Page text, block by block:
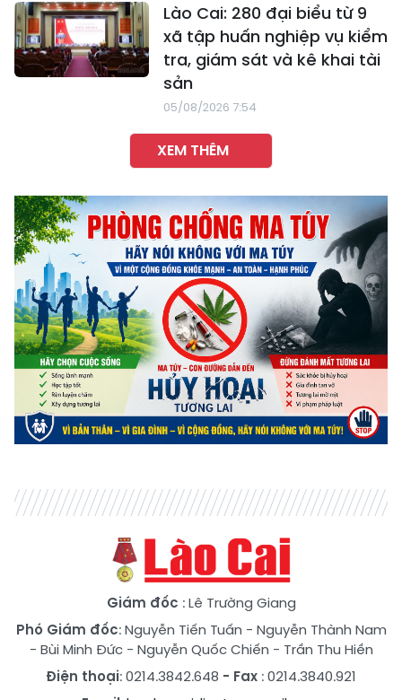
Lào Cai: 280 đại biểu từ 9
xã tập huấn nghiệp vụ kiểm
tra, giám sát và kê khai tài
sản
05/08/2026 7:54
XEM THÊM
Giám đốc : Lê Trường Giang
Phó Giám đốc:Nguyễn Tiến Tuấn - Nguyễn Thành Nam
- Bùi Minh Đức- Nguyễn Quốc Chiến - Trần Thu Hiền
Điện thoại: 0214.3842.648 - Fax : 0214.3840.921